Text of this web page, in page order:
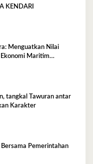
KENDARI
Menguatkan Nilai
Ekonomi Maritim
tangkal Tawuran antar
Karakter
Pemerintahan